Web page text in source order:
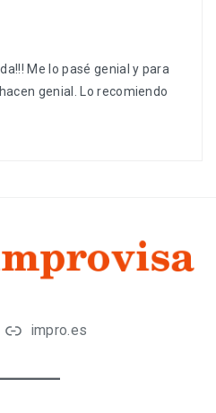
Me lo pasé genial y para
genial. Lo recomiendo
impro.es